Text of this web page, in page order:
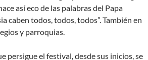
así eco de las palabras del Papa
caben todos, todos, todos”. También en
y parroquias.
persigue el festival, desde sus inicios, se